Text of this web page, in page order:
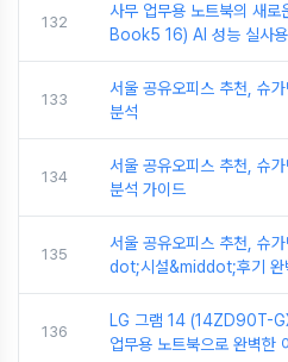
132
사무 업무용 노트북의 새
Book5 16) AI 성능 실사
133
서울 공유오피스 추천, 슈
분석
134
서울 공유오피스 추천, 슈
분석 가이드
135
서울 공유오피스 추천, 슈
dot;시설&middot;후기 완
136
LG 그램 14 (14ZD90T-
업무용 노트북으로 완벽한